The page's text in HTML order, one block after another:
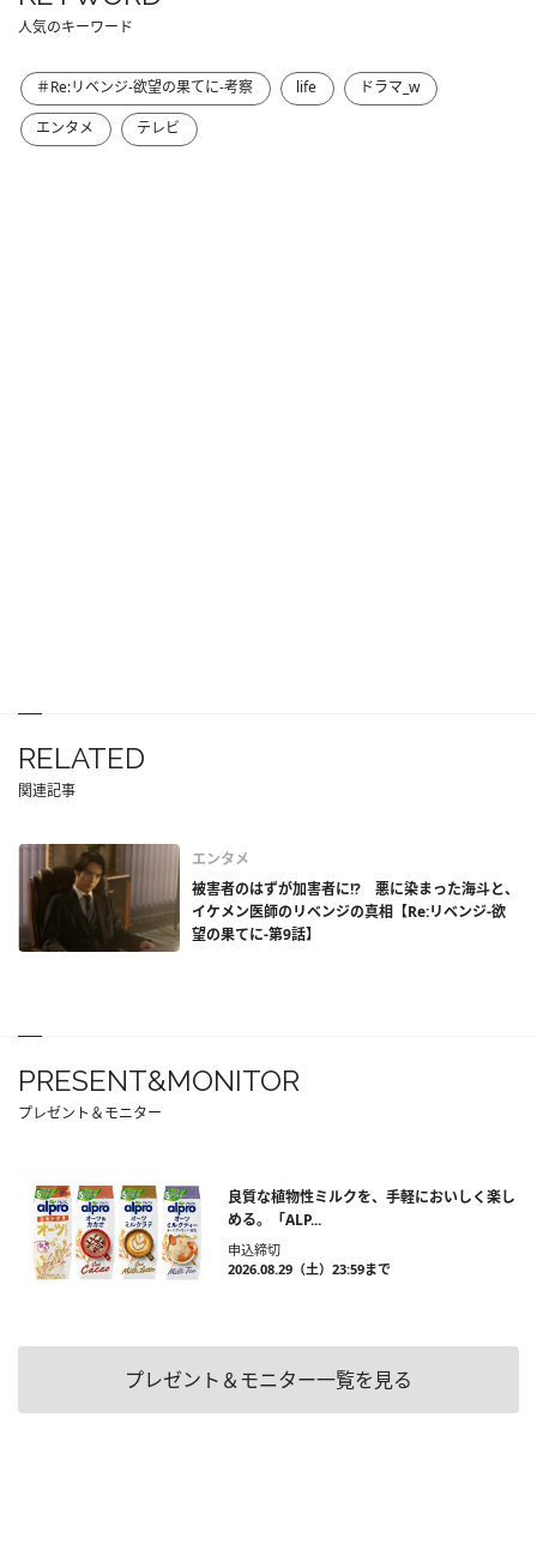
人気のキーワード
＃Re:リベンジ-欲望の果てに-考察 life
ドラマ_w
エンタメ
テレビ
RELATED
関連記事
エンタメ
被害者のはずが加害者に!? 悪に染まった海斗と、
イケメン医師のリベンジの真相【Re:リベンジ-欲
望の果てに-第9話】
PRESENT&MONITOR
プレゼント＆モニター
良質な植物性ミルクを、手軽においしく楽し
める。「ALP...
申込締切
2026.08.29（土）23:59まで
プレゼント＆モニター一覧を見る